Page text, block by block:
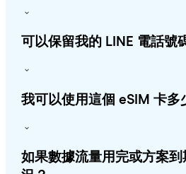
可以保留我的 LINE 電話號
我可以使用這個 eSIM 卡多
如果數據流量用完或方案